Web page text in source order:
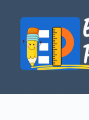
conteúdo